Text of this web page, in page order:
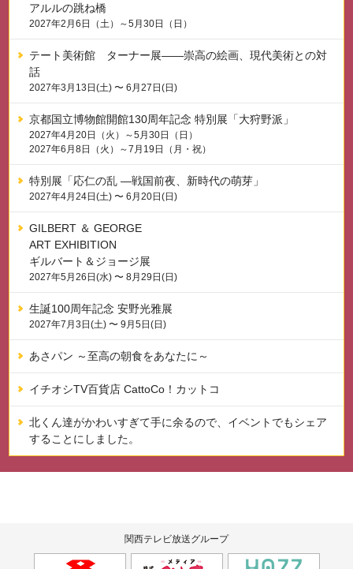
アルルの跳ね橋
2027年2月6日（土）～5月30日（日）
テート美術館 ターナー展——崇高の絵画、現代美術との対
話
2027年3月13日(土) 〜 6月27日(日)
京都国立博物館開館130周年記念 特別展「大狩野派」
2027年4月20日（火）～5月30日（日）
2027年6月8日（火）～7月19日（月・祝）
特別展「応仁の乱 —戦国前夜、新時代の萌芽」
2027年4月24日(土) 〜 6月20日(日)
GILBERT ＆ GEORGE
ART EXHIBITION
ギルバート＆ジョージ展
2027年5月26日(水) 〜 8月29日(日)
生誕100周年記念 安野光雅展
2027年7月3日(土) 〜 9月5日(日)
あさパン ～至高の朝食をあなたに～
イチオシTV百貨店 CattoCo！カットコ
北くん達がかわいすぎて手に余るので、イベントでもシェア
することにしました。
関西テレビ放送グループ